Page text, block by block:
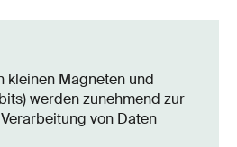
kleinen Magneten und
werden zunehmend zur
von Daten